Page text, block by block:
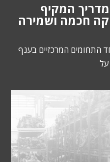
המקיף
חכמה ושמירה
התחומים המרכזיים בענף
על